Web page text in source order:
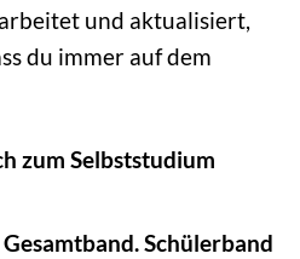
und aktualisiert,
du immer auf dem
zum Selbststudium
Schülerband